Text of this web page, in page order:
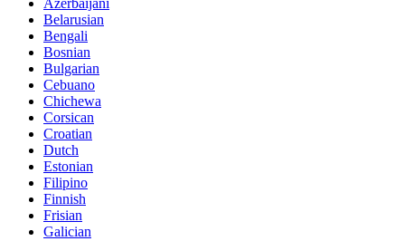
Azerbaijani
Belarusian
Bengali
Bosnian
Bulgarian
Cebuano
Chichewa
Corsican
Croatian
Dutch
Estonian
Filipino
Finnish
Frisian
Galician